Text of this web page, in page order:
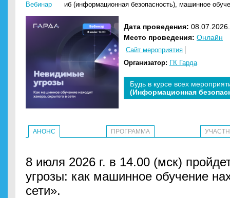
Вебинар иб (информационная безопасность), машинное
Дата проведения:
Место проведения: Онлайн
Сайт мероприятия
Организатор: ГК Гарда
Будь в курсе всех
(Информационная
АНОНС ПРОГРАММА
8 июля 2026 г. в 14.00 (мск)
угрозы: как машинное обучение
сети».